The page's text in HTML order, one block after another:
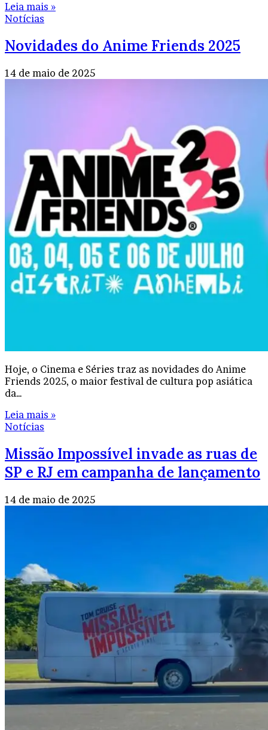
Leia mais »
Notícias
Novidades do Anime Friends 2025
14 de maio de 2025
Hoje, o Cinema e Séries traz as novidades do Anime
Friends 2025, o maior festival de cultura pop asiática
da…
Leia mais »
Notícias
Missão Impossível invade as ruas de
SP e RJ em campanha de lançamento
14 de maio de 2025